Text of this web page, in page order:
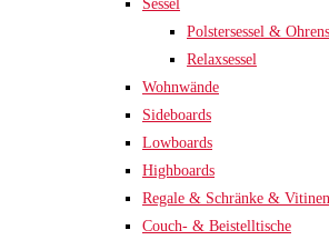
Sessel
Polstersessel &
Relaxsessel
Wohnwände
Sideboards
Lowboards
Highboards
Regale & Schränke & Vitinen
Couch- & Beistelltische